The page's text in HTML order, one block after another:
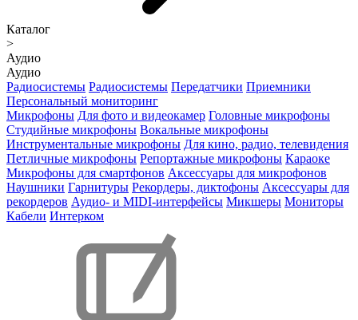
Каталог
>
Аудио
Аудио
Радиосистемы Радиосистемы Передатчики Приемники
Персональный мониторинг
Микрофоны Для фото и видеокамер Головные микрофоны
Студийные микрофоны Вокальные микрофоны
Инструментальные микрофоны Для кино, радио, телевидения
Петличные микрофоны Репортажные микрофоны Караоке
Микрофоны для смартфонов Аксессуары для микрофонов
Наушники Гарнитуры Рекордеры, диктофоны Аксессуары для
рекордеров Аудио- и MIDI-интерфейсы Микшеры Мониторы
Кабели Интерком